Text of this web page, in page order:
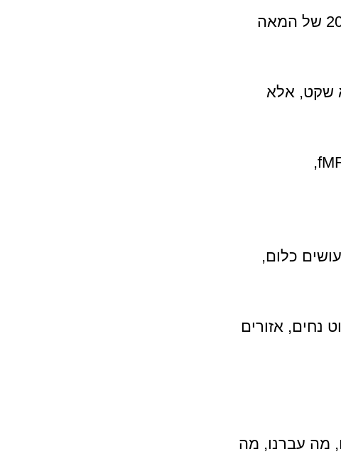
אך העקבות הראשונות לרשת הזאת החלו להופיע כבר בשנות ה־20 של המאה
שקט, אלא
כלום,
נחים, אזורים
מה עברנו, מה